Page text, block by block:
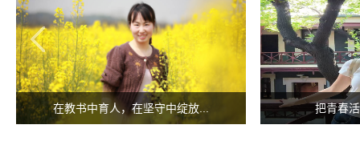
在教书中育人，在坚守中绽放... 把青春